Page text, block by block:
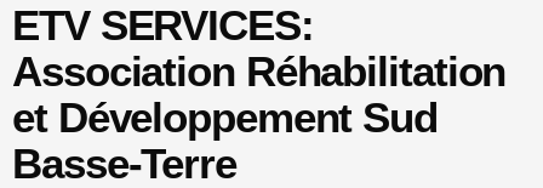
ETV SERVICES:
Association Réhabilitation
et Développement Sud
Basse-Terre